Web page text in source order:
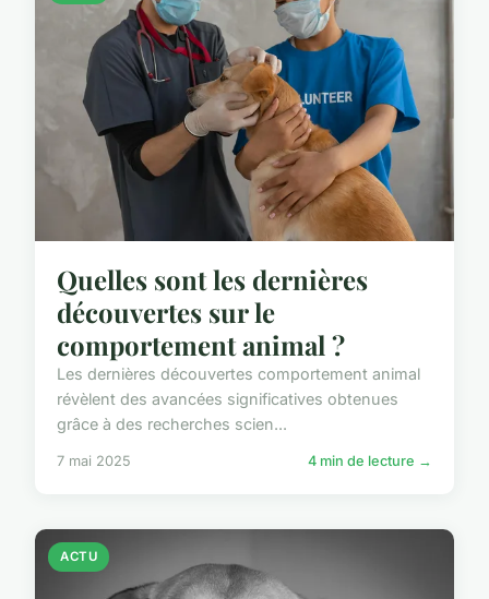
Quelles sont les dernières
découvertes sur le
comportement animal ?
Les dernières découvertes comportement animal
révèlent des avancées significatives obtenues
grâce à des recherches scien...
7 mai 2025 4 min de lecture →
ACTU